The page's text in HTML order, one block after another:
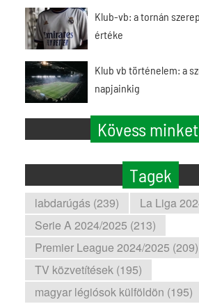
Klub-vb: a tornán
értéke
Klub vb történelem: a
napjainkig
Kövess
Tagek
labdarúgás (239)
La Liga
Serie A 2024/2025 (213)
Premier League 2024/2025 (209)
TV közvetítések (195)
magyar légiósok külföldön (195)